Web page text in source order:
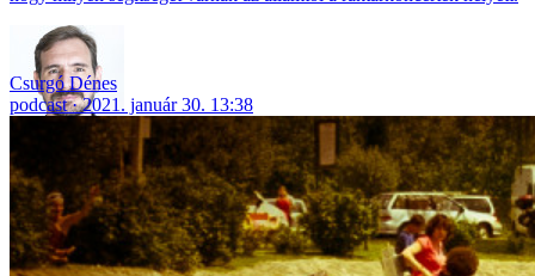
Csurgó Dénes
podcast
2021. január 30. 13:38